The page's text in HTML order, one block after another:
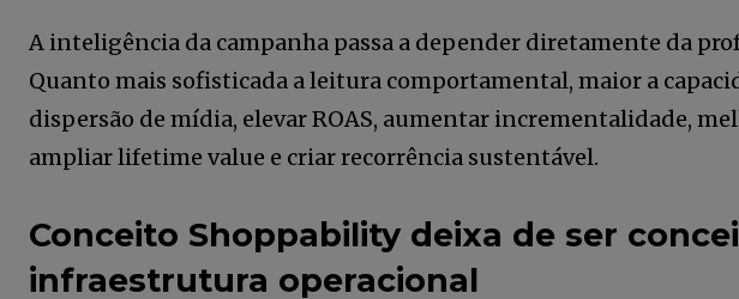
A inteligência da campanha passa a depender diretamente da
Quanto mais sofisticada a leitura comportamental, maior a
dispersão de mídia, elevar ROAS, aumentar incrementalidade,
ampliar lifetime value e criar recorrência sustentável.
Conceito Shoppability deixa de ser
infraestrutura operacional